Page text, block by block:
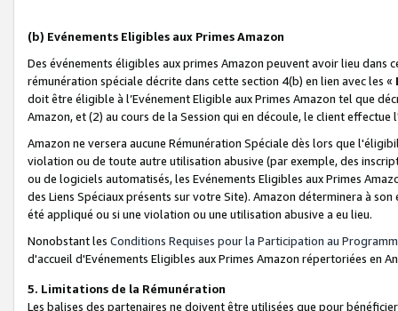
(b) Evénements Eligibles aux Primes Amazon
Des événements éligibles aux primes Amazon peuvent avoir lieu dans
rémunération spéciale décrite dans cette section 4(b) en lien avec les «
doit être éligible à l’Evénement Eligible aux Primes Amazon tel que
Amazon, et (2) au cours de la Session qui en découle, le client
Amazon ne versera aucune Rémunération Spéciale dès lors que
violation ou de toute autre utilisation abusive (par exemple, des
ou de logiciels automatisés, les Evénements Eligibles aux Primes
des Liens Spéciaux présents sur votre Site). Amazon déterminera à
été appliqué ou si une violation ou une utilisation abusive a eu lieu.
Nonobstant les Conditions Requises pour la Participation au
d'accueil d'Evénements Eligibles aux Primes Amazon répertoriées en
5. Limitations de la Rémunération
Les balises des partenaires ne doivent être utilisées que pour